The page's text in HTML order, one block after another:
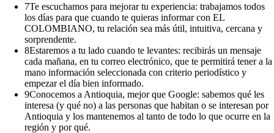
7Te escuchamos para mejorar tu experiencia: trabajamos todos
los días para que cuando te quieras informar con EL
COLOMBIANO, tu relación sea más útil, intuitiva, cercana y
sorprendente.
8Estaremos a tu lado cuando te levantes: recibirás un mensaje
cada mañana, en tu correo electrónico, que te permitirá tener a la
mano información seleccionada con criterio periodístico y
empezar el día bien informado.
9Conocemos a Antioquia, mejor que Google: sabemos qué les
interesa (y qué no) a las personas que habitan o se interesan por
Antioquia y los mantenemos al tanto de todo lo que ocurre en la
región y por qué.